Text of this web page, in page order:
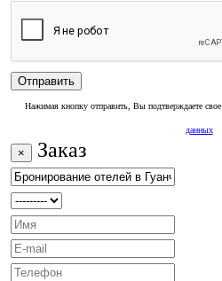
Нажимая кнопку отправить, Вы подтверждаете свое
данных
× Заказ